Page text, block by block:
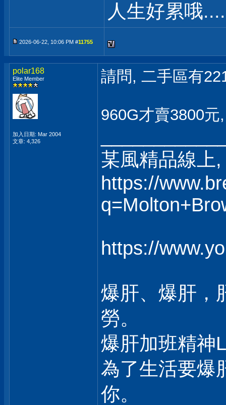
人生好累哦
2026-06-22, 10:06 PM #11755
polar168
Elite Member
加入日期: Mar 2004
文章: 4,326
請問, 二手區有
960G才賣3800
某風精品線上
https://
https://
爆肝、爆肝，
勞。
爆肝加班精神
為了生活要爆
你。